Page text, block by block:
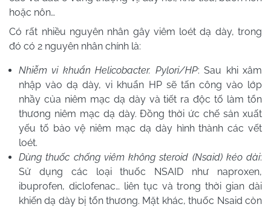
hoặc nôn…
Có rất nhiều nguyên nhân gây viêm loét dạ dày, trong
đó có 2 nguyên nhân chính là:
Nhiễm vi khuẩn Helicobacter. Pylori/HP: Sau khi xâm
nhập vào dạ dày, vi khuẩn HP sẽ tấn công vào lớp
nhầy của niêm mạc dạ dày và tiết ra độc tố làm tổn
thương niêm mạc dạ dày. Đồng thời ức chế sản xuất
yếu tố bảo vệ niêm mạc dạ dày hình thành các vết
loét.
Dùng thuốc chống viêm không steroid (Nsaid) kéo dài:
Sử dụng các loại thuốc NSAID như naproxen,
ibuprofen, diclofenac… liên tục và trong thời gian dài
khiến dạ dày bị tổn thương. Mặt khác, thuốc Nsaid còn